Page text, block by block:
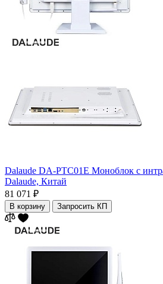
Dalaude DA-PTC01E Моноблок с
Dalaude, Китай
81 071 ₽
В корзину Запросить КП